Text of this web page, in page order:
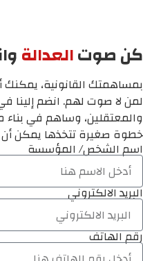
كن صوتالعدالة
بمساهمتك القانونية،
لمن لا صوت لهم. انضم إلينا
والمعتقلين، وساهم في بناء
خطوة صغيرة تتخذها يمكن أن
اسم الشخص/ المؤسسة
البريد الالكتروني
رقم الهاتف